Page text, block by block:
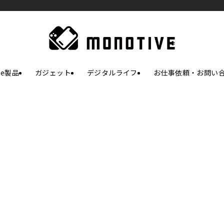
製品 ガジェット デジタルライフ お仕事依頼・お問い